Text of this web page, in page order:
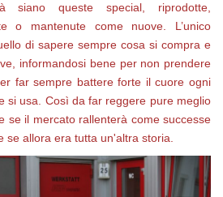
siano queste special, riprodotte,
o mantenute come nuove. L’unico
di sapere sempre cosa si compra e
informandosi bene per non prendere
far sempre battere forte il cuore ogni
si usa. Così da far reggere pure meglio
se il mercato rallenterà come successe
se allora era tutta un'altra storia.